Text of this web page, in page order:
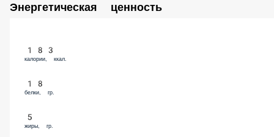
Энергетическая ценность
183
калории, ккал.
18
белки, гр.
5
жиры, гр.